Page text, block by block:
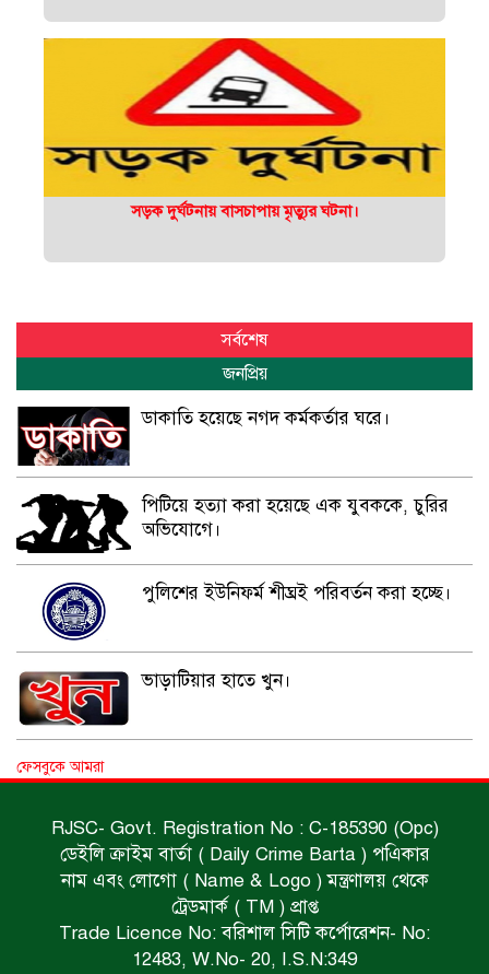
সড়ক দুর্ঘটনায় বাসচাপায় মৃত্যুর ঘটনা।
সর্বশেষ
জনপ্রিয়
ডাকাতি হয়েছে নগদ কর্মকর্তার ঘরে।
পিটিয়ে হত্যা করা হয়েছে এক যুবককে, চুরির
অভিযোগে।
পুলিশের ইউনিফর্ম শীঘ্রই পরিবর্তন করা হচ্ছে।
ভাড়াটিয়ার হাতে খুন।
রক্তাক্ত মরদেহ উদ্ধার।
মদসহ মাদক কারবারি গ্রেপ্তার।
ফেসবুকে আমরা
RJSC- Govt. Registration No : C-185390 (Opc)
ডেইলি ক্রাইম বার্তা ( Daily Crime Barta ) পএিকার
নাম এবং লোগো ( Name & Logo ) মন্ত্রণালয় থেকে
ট্রেডমার্ক ( TM ) প্রাপ্ত
Trade Licence No: বরিশাল সিটি কর্পোরেশন- No:
12483, W.No- 20, I.S.N:349